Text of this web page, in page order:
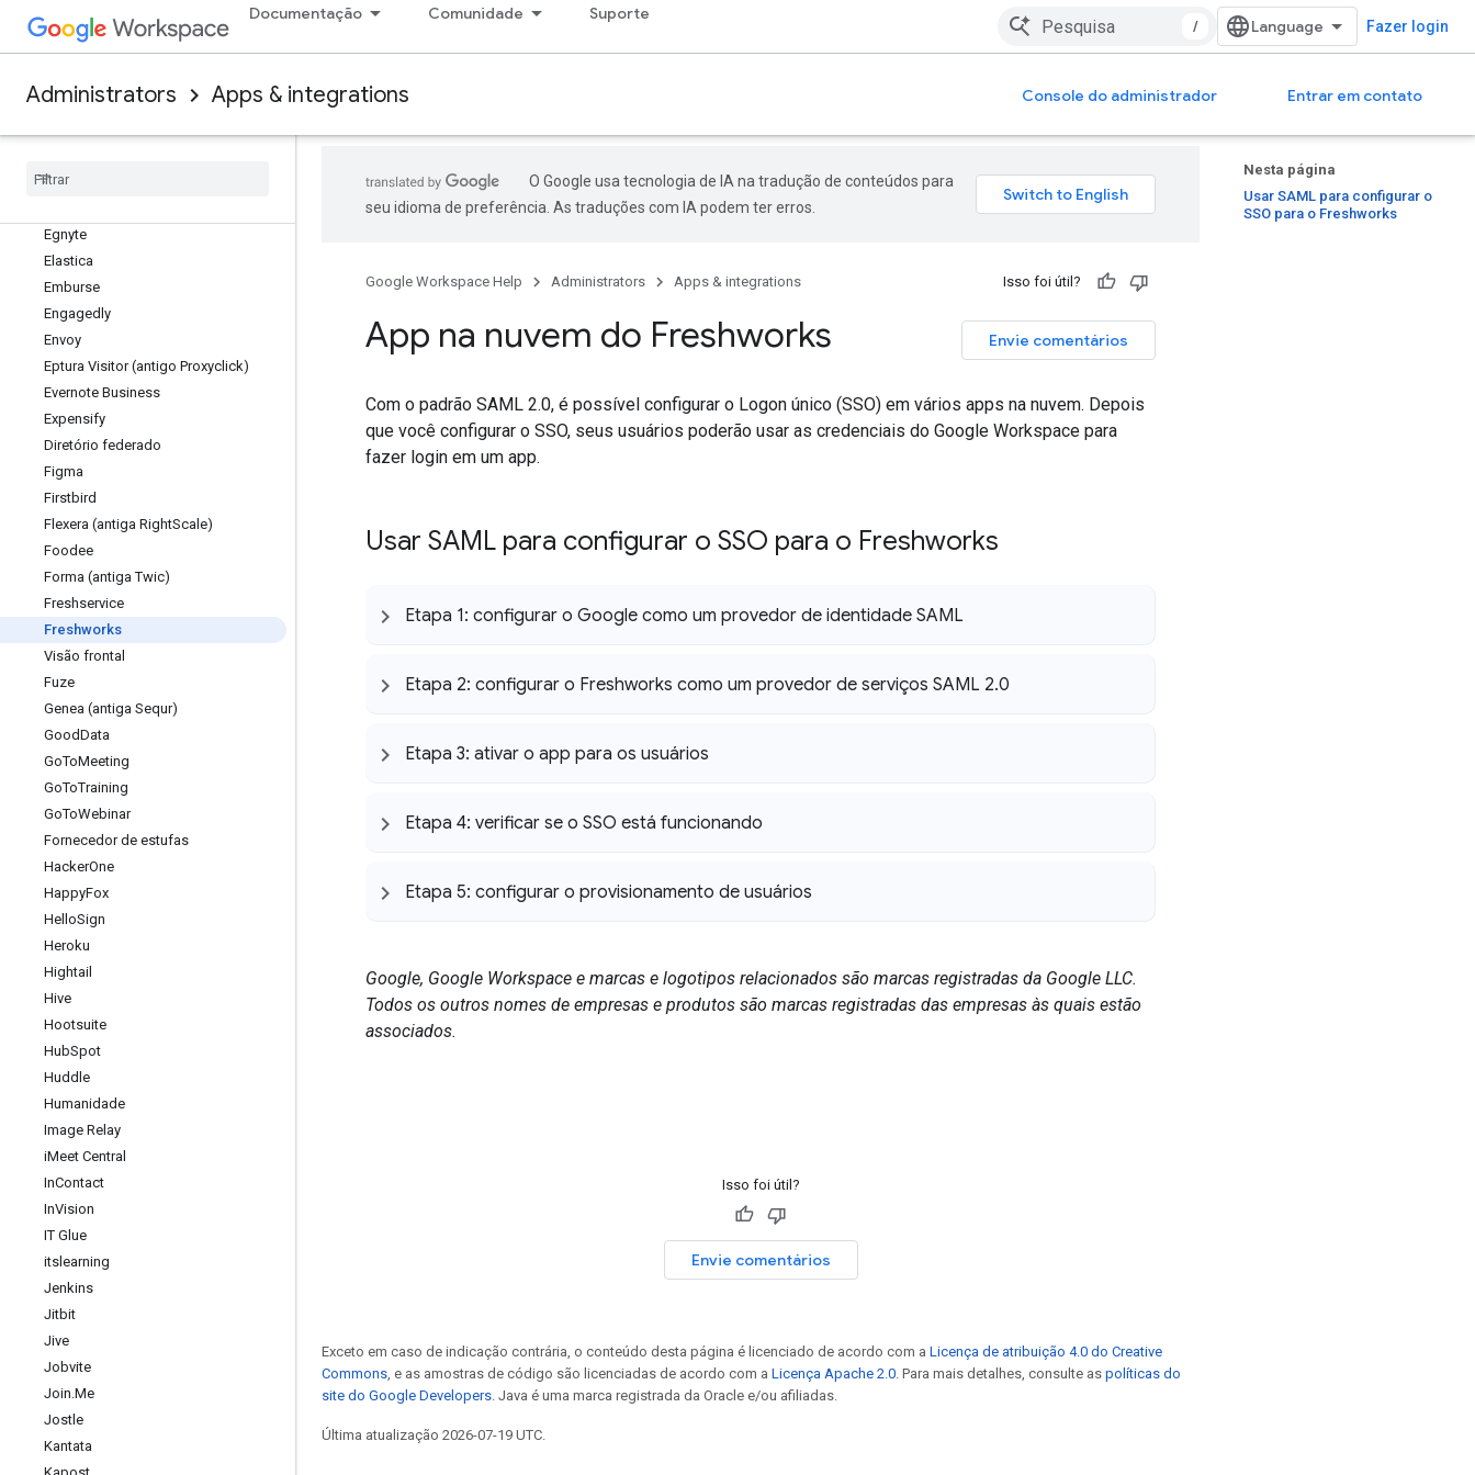
Documentação Comunidade Suporte
/ Fazer login
Administrators Apps & integrations Console do administrador Entrar em contato
Digital.ai (antiga VersionOne)
Docebo
Domo
Duo
Egnyte
Elastica
Emburse
Engagedly
Envoy
Eptura Visitor (antigo Proxyclick)
Evernote Business
Expensify
Diretório federado
Figma
Firstbird
Flexera (antiga RightScale)
Foodee
Forma (antiga Twic)
Freshservice
Freshworks
Visão frontal
Fuze
Genea (antiga Sequr)
GoodData
GoToMeeting
GoToTraining
GoToWebinar
Fornecedor de estufas
HackerOne
HappyFox
HelloSign
Heroku
Hightail
Hive
Hootsuite
HubSpot
Huddle
Humanidade
Image Relay
iMeet Central
InContact
InVision
IT Glue
itslearning
Jenkins
Jitbit
Jive
Jobvite
Join.Me
Jostle
Kantata
Nesta página
Usar SAML para configurar o
SSO para o Freshworks
O Google usa tecnologia de IA na tradução de conteúdos para
seu idioma de preferência. As traduções com IA podem ter erros.
Google Workspace Help Administrators Apps & integrations Isso foi útil?
Envie comentários
App na nuvem do Freshworks
Com o padrão SAML 2.0, é possível configurar o Logon único (SSO) em vários apps na nuvem. Depois
que você configurar o SSO, seus usuários poderão usar as credenciais do Google Workspace para
fazer login em um app.
Usar SAML para configurar o SSO para o Freshworks
Etapa 1: configurar o Google como um provedor de identidade SAML
Etapa 2: configurar o Freshworks como um provedor de serviços SAML 2.0
Etapa 3: ativar o app para os usuários
Etapa 4: verificar se o SSO está funcionando
Etapa 5: configurar o provisionamento de usuários
Google, Google Workspace e marcas e logotipos relacionados são marcas registradas da Google LLC.
Todos os outros nomes de empresas e produtos são marcas registradas das empresas às quais estão
associados.
Isso foi útil?
Envie comentários
Exceto em caso de indicação contrária, o conteúdo desta página é licenciado de acordo com a Licença de atribuição 4.0 do Creative
Commons, e as amostras de código são licenciadas de acordo com a Licença Apache 2.0. Para mais detalhes, consulte as políticas do
site do Google Developers. Java é uma marca registrada da Oracle e/ou afiliadas.
Última atualização 2026-07-19 UTC.